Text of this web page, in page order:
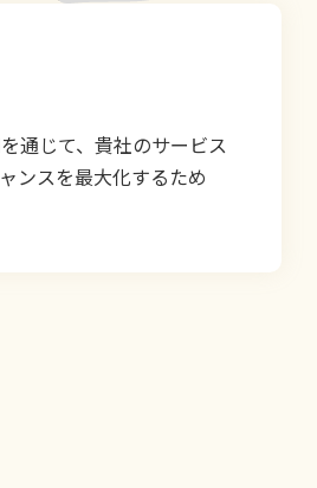
通じて、貴社のサービス
ンスを最大化するため